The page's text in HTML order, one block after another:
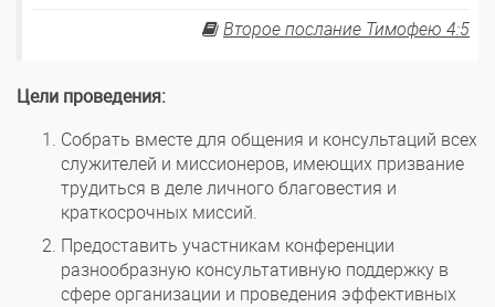
Второе послание Тимофею 4:5
Цели проведения:
Собрать вместе для общения и консультаций всех
служителей и миссионеров, имеющих призвание
трудиться в деле личного благовестия и
краткосрочных миссий.
Предоставить участникам конференции
разнообразную консультативную поддержку в
сфере организации и проведения эффективных